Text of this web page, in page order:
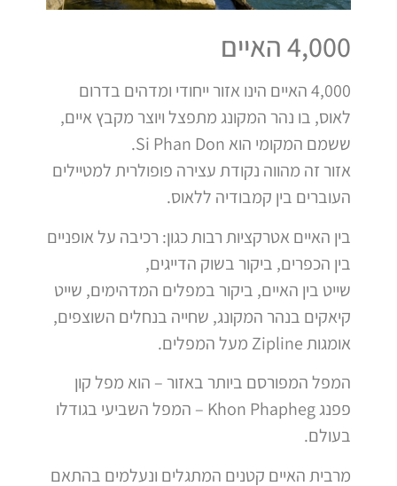
4,000 האיים
4,000 האיים הינו אזור ייחודי ומדהים בדרום
לאוס, בו נהר המקונג מתפצל ויוצר מקבץ איים,
ששמם המקומי הוא Si Phan Don.
אזור זה מהווה נקודת עצירה פופולרית למטיילים
העוברים בין קמבודיה ללאוס.
בין האיים אטרקציות רבות כגון: רכיבה על אופניים
בין הכפרים, ביקור בשוק הדייגים,
שייט בין האיים, ביקור במפלים המדהימים, שייט
קיאקים בנהר המקונג, שחייה בנחלים השוצפים,
אומגות Zipline מעל המפלים.
המפל המפורסם ביותר באזור – הוא מפל קון
פפנג Khon Phapheg – המפל השביעי בגודלו
בעולם.
מרבית האיים קטנים המתגלים ונעלמים בהתאם